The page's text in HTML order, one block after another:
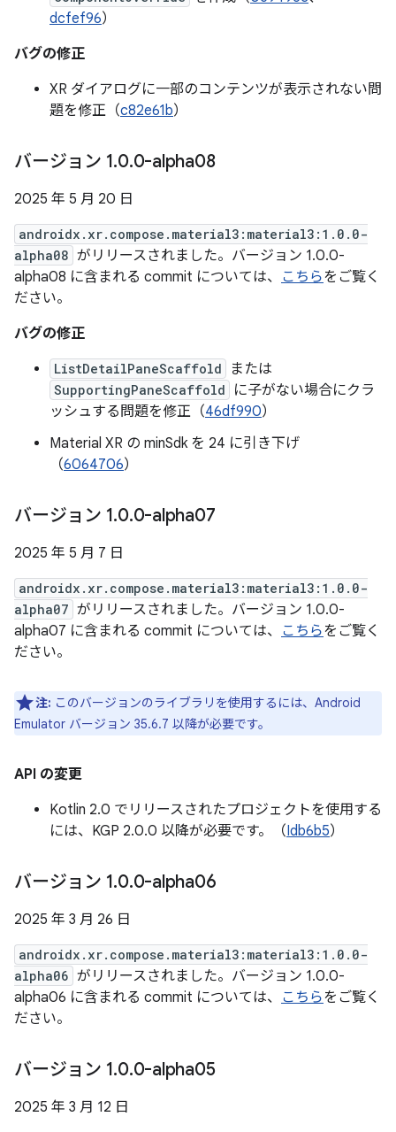
dcfef96）
バグの修正
XR ダイアログに一部のコンテンツが表示されない問
題を修正（c82e61b）
バージョン 1.0.0-alpha08
2025 年 5 月 20 日
androidx.xr.compose.material3:material3:1.0.0-
alpha08 がリリースされました。バージョン 1.0.0-
alpha08 に含まれる commit については、 こちらをご覧く
ださい。
バグの修正
ListDetailPaneScaffold または
SupportingPaneScaffold
に子がない場合にクラ
ッシュする問題を修正（46df990）
Material XR の minSdk を 24 に引き下げ
（6064706）
バージョン 1.0.0-alpha07
2025 年 5 月 7 日
androidx.xr.compose.material3:material3:1.0.0-
alpha07 がリリースされました。バージョン 1.0.0-
alpha07 に含まれる commit については、 こちらをご覧く
ださい。
注: このバージョンのライブラリを使用するには、Android
Emulator バージョン 35.6.7 以降が必要です。
API の変更
Kotlin 2.0 でリリースされたプロジェクトを使用する
には、KGP 2.0.0 以降が必要です。（Idb6b5）
バージョン 1.0.0-alpha06
2025 年 3 月 26 日
androidx.xr.compose.material3:material3:1.0.0-
alpha06 がリリースされました。バージョン 1.0.0-
alpha06 に含まれる commit については、 こちらをご覧く
ださい。
バージョン 1.0.0-alpha05
2025 年 3 月 12 日